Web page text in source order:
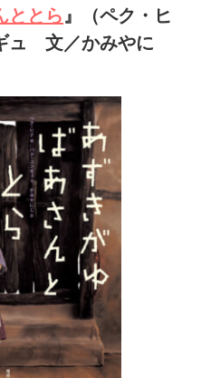
ととら』（ペク・ヒ
ュ 文／かみやに